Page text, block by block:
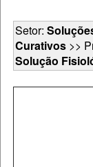
Setor:
Curativos>>
Solução